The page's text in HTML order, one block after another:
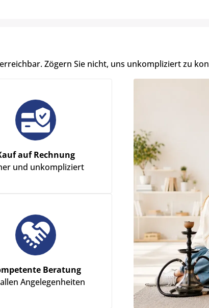
Zögern Sie nicht, uns unkompliziert zu
auf Rechnung
und unkompliziert
Beratung
Angelegenheiten